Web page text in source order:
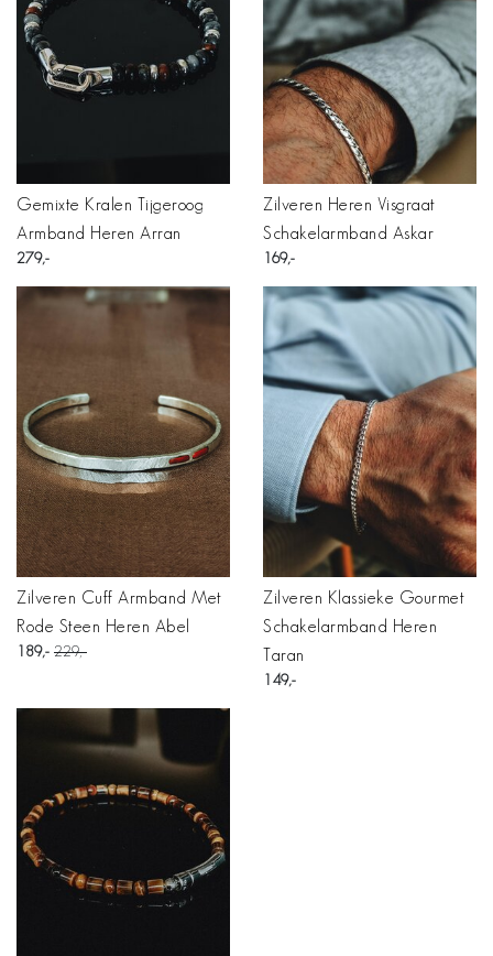
Gemixte Kralen Tijgeroog
Armband Heren Arran
279
Zilveren Heren Visgraat
Schakelarmband Askar
169
Zilveren Cuff Armband Met
Rode Steen Heren Abel
189 229
Zilveren Klassieke Gourmet
Schakelarmband Heren
Taran
149